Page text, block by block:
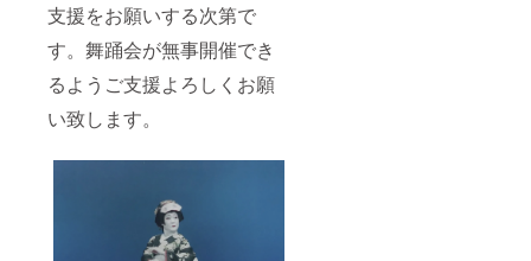
支援をお願いする次第で
す。舞踊会が無事開催でき
るようご支援よろしくお願
い致します。